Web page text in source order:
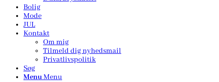
Bolig
Mode
JUL
Kontakt
Om mig
Tilmeld dig nyhedsmail
Privatlivspolitik
Søg
MenuMenu